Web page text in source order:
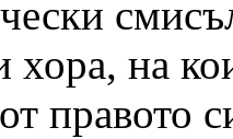
хора, на
от